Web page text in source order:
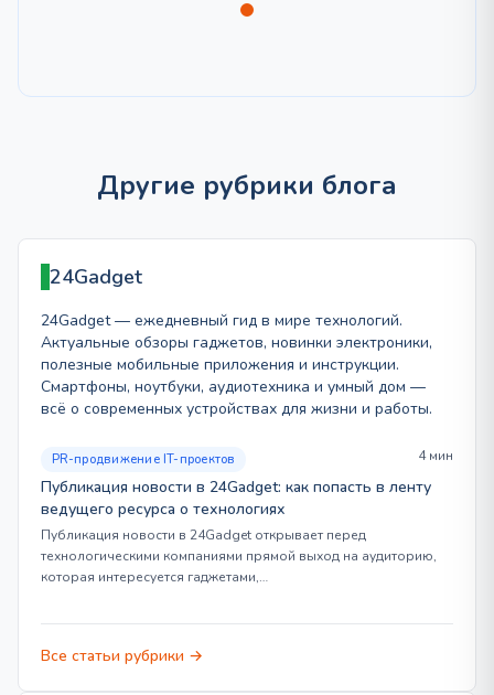
Другие рубрики блога
24Gadget
24Gadget — ежедневный гид в мире технологий.
Актуальные обзоры гаджетов, новинки электроники,
полезные мобильные приложения и инструкции.
Смартфоны, ноутбуки, аудиотехника и умный дом —
всё о современных устройствах для жизни и работы.
PR-продвижение IT-проектов 4 мин
Публикация новости в 24Gadget: как попасть в ленту
ведущего ресурса о технологиях
Публикация новости в 24Gadget открывает перед
технологическими компаниями прямой выход на аудиторию,
которая интересуется гаджетами,…
Все статьи рубрики →